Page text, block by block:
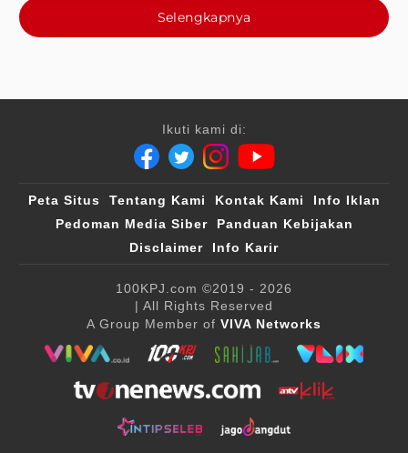
Selengkapnya
Ikuti kami di:
Peta Situs Tentang Kami Kontak Kami
Info Iklan
Pedoman Media Siber
Panduan Kebijakan
Disclaimer
Info Karir
100KPJ.com ©2019 - 2026
| All Rights Reserved
A Group Member of VIVA Networks